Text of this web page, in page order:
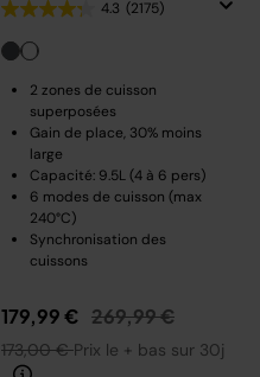
4.3 (2175)
2 zones de cuisson
superposées
Gain de place, 30% moins
large
Capacité: 9.5L (4 à 6 pers)
6 modes de cuisson (max
240°C)
Synchronisation des
cuissons
179,99 € Prix réduit de
269,99 €au
173,00 €Prix le + bas sur 30j